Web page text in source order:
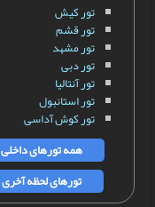
تور کیش
تور قشم
تور مشهد
تور دبی
تور آنتالیا
تور استانبول
تور کوش آداسی
همه تورهای داخلی
تورهای لحظه آخری